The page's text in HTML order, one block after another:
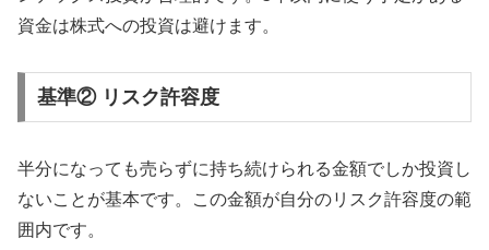
資金は株式への投資は避けます。
基準② リスク許容度
半分になっても売らずに持ち続けられる金額でしか投資し
ないことが基本です。この金額が自分のリスク許容度の範
囲内です。